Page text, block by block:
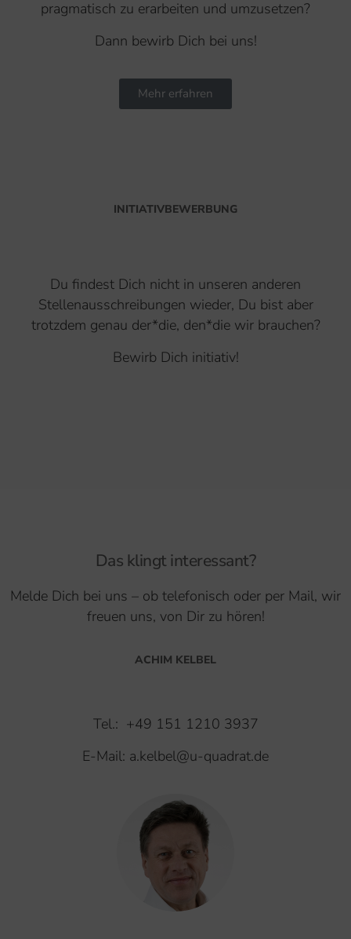
pragmatisch zu erarbeiten und umzusetzen?
Dann bewirb Dich bei uns!
Mehr erfahren
INITIATIVBEWERBUNG
Du findest Dich nicht in unseren anderen
Stellenausschreibungen wieder, Du bist aber
trotzdem genau der*die, den*die wir brauchen?
Bewirb Dich initiativ!
Das klingt interessant?
Melde Dich bei uns – ob telefonisch oder per Mail, wir
freuen uns, von Dir zu hören!
ACHIM KELBEL
Tel.: +49 151 1210 3937
E-Mail: a.kelbel@u-quadrat.de